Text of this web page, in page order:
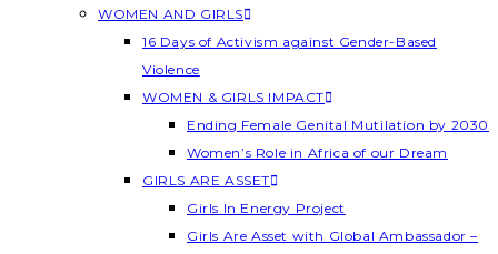
WOMEN AND GIRLS
16 Days of Activism against Gender-Based
Violence
WOMEN & GIRLS IMPACT
Ending Female Genital Mutilation by 2030
Women’s Role in Africa of our Dream
GIRLS ARE ASSET
Girls In Energy Project
Girls Are Asset with Global Ambassador –